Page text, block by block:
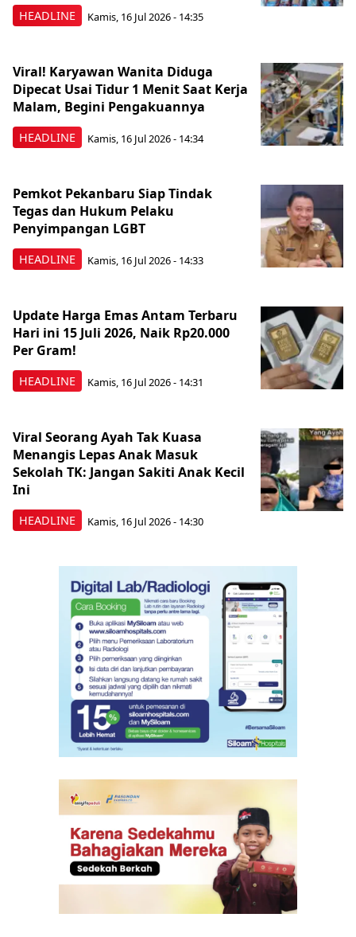
HEADLINE Kamis, 16 Jul 2026 - 14:35
HEADLINE
Viral! Karyawan Wanita Diduga
Dipecat Usai Tidur 1 Menit Saat Kerja
Malam, Begini Pengakuannya
Kamis, 16 Jul 2026 - 14:34
HEADLINE
Pemkot Pekanbaru Siap Tindak
Tegas dan Hukum Pelaku
Penyimpangan LGBT
Kamis, 16 Jul 2026 - 14:33
HEADLINE
Update Harga Emas Antam Terbaru
Hari ini 15 Juli 2026, Naik Rp20.000
Per Gram!
Kamis, 16 Jul 2026 - 14:31
HEADLINE
Viral Seorang Ayah Tak Kuasa
Menangis Lepas Anak Masuk
Sekolah TK: Jangan Sakiti Anak Kecil
Ini
Kamis, 16 Jul 2026 - 14:30